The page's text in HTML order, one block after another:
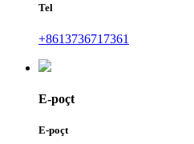
Tel
+8613736717361
E-poçt
E-poçt